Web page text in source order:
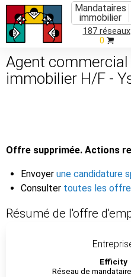
Mandataires
immobilier
187 réseaux
0
Agent
immobilier H/F -
Offre supprimée. Actions
Envoyer une candidature
Consulter toutes les
Résumé de l'offre
Efficity
Réseau de